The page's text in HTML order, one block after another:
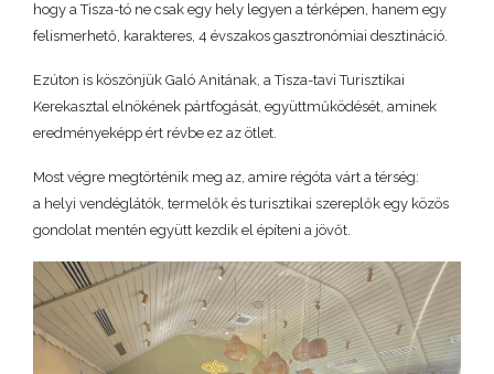
hogy a Tisza-tó ne csak egy hely legyen a térképen, hanem egy
felismerhető, karakteres, 4 évszakos gasztronómiai desztináció.
Ezúton is köszönjük Galó Anitának, a Tisza-tavi Turisztikai
Kerekasztal elnökének pártfogását, együttműködését, aminek
eredményeképp ért révbe ez az ötlet.
Most végre megtörténik meg az, amire régóta várt a térség:
a helyi vendéglátók, termelők és turisztikai szereplők egy közös
gondolat mentén együtt kezdik el építeni a jövőt.